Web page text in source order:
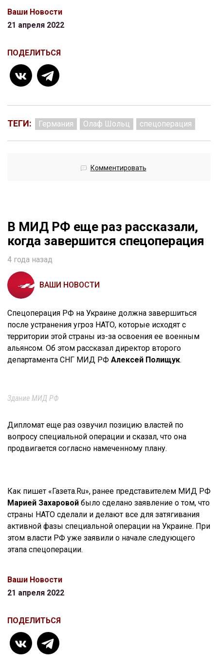
Ваши Новости
21 апреля 2022
ПОДЕЛИТЬСЯ
ТЕГИ: Германия Олаф Шольц спецоперация
Комментировать
В МИД РФ еще раз рассказали,
когда завершится спецоперация
4 года назад
ВАШИ НОВОСТИ
Спецоперация РФ на Украине должна завершиться
после устранения угроз НАТО, которые исходят с
территории этой страны из-за освоения ее военным
альянсом. Об этом рассказал директор второго
департамента СНГ МИД РФ Алексей Полищук.
Здание МИД РФ
Дипломат еще раз озвучил позицию властей по
вопросу специальной операции и сказал, что она
продвигается согласно намеченному плану.
Как пишет «Газета.Ru», ранее представителем МИД РФ
Марией Захаровой было сделано заявление о том, что
страны НАТО сделали и делают все для затягивания
активной фазы специальной операции на Украине. При
этом власти РФ уже заявили о начале следующего
этапа спецоперации.
Ваши Новости
21 апреля 2022
ПОДЕЛИТЬСЯ